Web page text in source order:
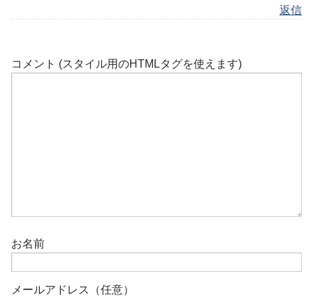
返信
コメント (スタイル用のHTMLタグを使えます)
お名前
メールアドレス（任意）